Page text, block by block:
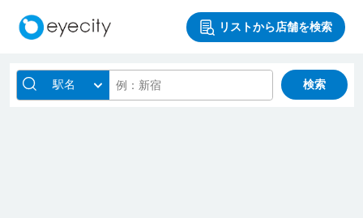
リストから店舗を検索
駅名 検索